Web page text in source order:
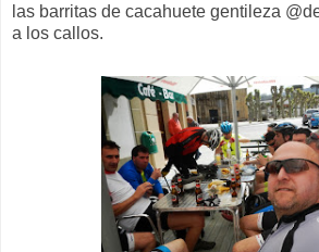
las barritas de cacahuete gentileza
a los callos.